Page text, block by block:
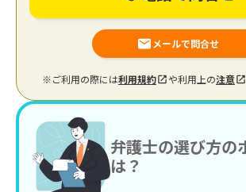
メールで問合せ
※ご利用の際には利用規約 や利用上の注意
弁護士の選び方の
は？